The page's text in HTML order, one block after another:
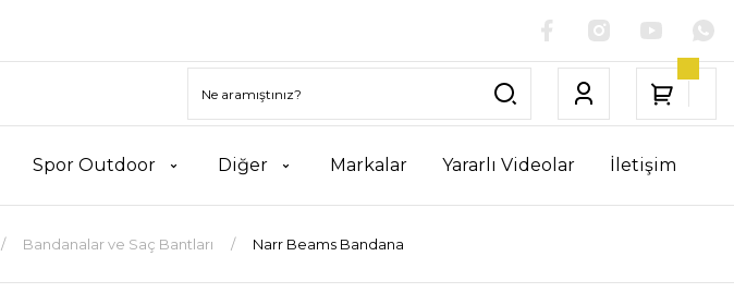
Spor Outdoor Diğer Markalar Yararlı Videolar İletişim
Bandanalar ve Saç Bantları Narr Beams Bandana